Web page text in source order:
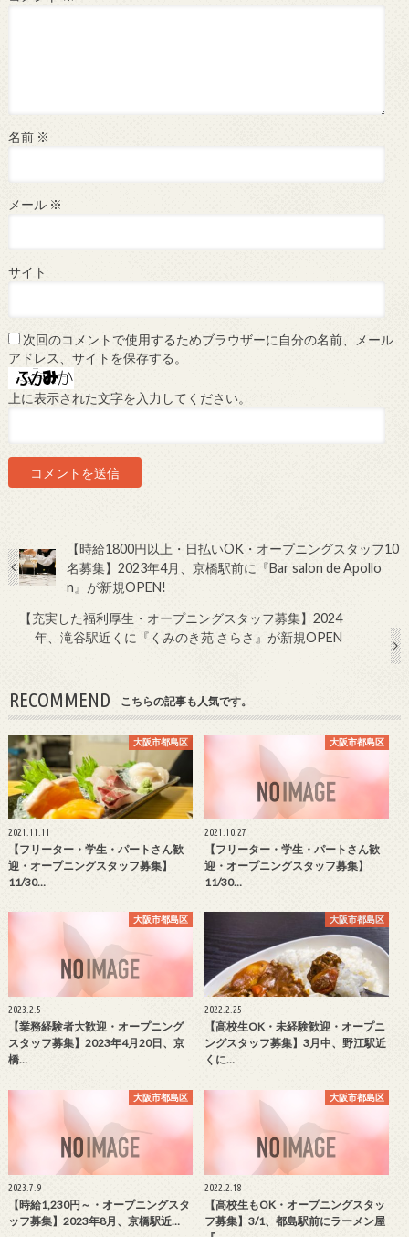
名前 ※
メール ※
サイト
次回のコメントで使用するためブラウザーに自分の名前、メール
アドレス、サイトを保存する。
上に表示された文字を入力してください。
【時給1800円以上・日払いOK・オープニングスタッフ10
名募集】2023年4月、京橋駅前に『Bar salon de Apollo
n』が新規OPEN!
【充実した福利厚生・オープニングスタッフ募集】2024
年、滝谷駅近くに『くみのき苑 さらさ』が新規OPEN
RECOMMEND こちらの記事も人気です。
大阪市都島区
2021.11.11
【フリーター・学生・パートさん歓
迎・オープニングスタッフ募集】
11/30…
大阪市都島区
2021.10.27
【フリーター・学生・パートさん歓
迎・オープニングスタッフ募集】
11/30…
大阪市都島区
2023.2.5
【業務経験者大歓迎・オープニング
スタッフ募集】2023年4月20日、京
橋…
大阪市都島区
2022.2.25
【高校生OK・未経験歓迎・オープニ
ングスタッフ募集】3月中、野江駅近
くに…
大阪市都島区
2023.7.9
【時給1,230円～・オープニングスタ
ッフ募集】2023年8月、京橋駅近…
大阪市都島区
2022.2.18
【高校生もOK・オープニングスタッ
フ募集】3/1、都島駅前にラーメン屋